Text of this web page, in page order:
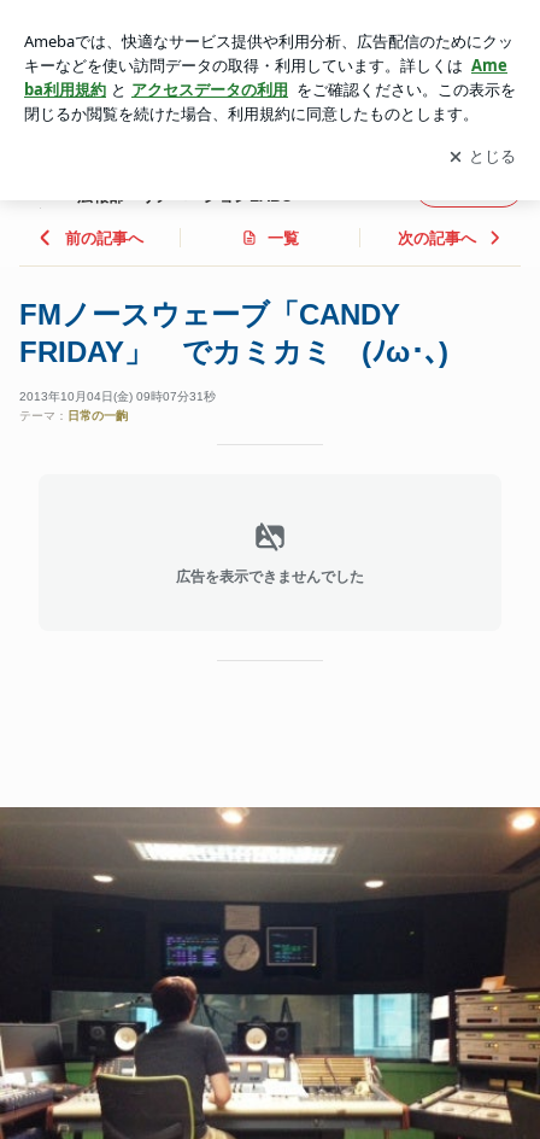
| 株式会社グリット デザイン・リフォーム・広報部 リノベ
ーションLABO
アプリをダウンロードして ブログの更新通知
を受け取りまし
ょう。
開く
広報部 リノベーションLABO
前の記事へ 一覧 次の記事へ
FMノースウェーブ「CANDY
FRIDAY」 でカミカミ (ﾉω･､)
2013年10月04日(金) 09時07分31秒
テーマ： 日常の一齣
広告を表示できませんでした